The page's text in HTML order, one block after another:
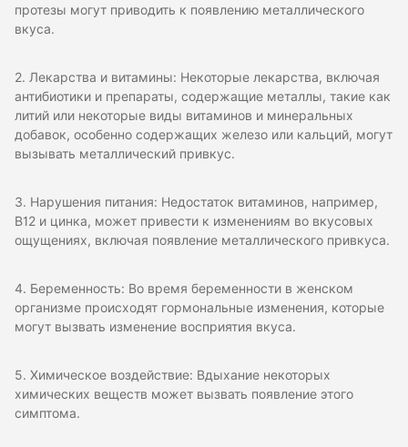
протезы могут приводить к появлению металлического
вкуса.
2. Лекарства и витамины: Некоторые лекарства, включая
антибиотики и препараты, содержащие металлы, такие как
литий или некоторые виды витаминов и минеральных
добавок, особенно содержащих железо или кальций, могут
вызывать металлический привкус.
3. Нарушения питания: Недостаток витаминов, например,
В12 и цинка, может привести к изменениям во вкусовых
ощущениях, включая появление металлического привкуса.
4. Беременность: Во время беременности в женском
организме происходят гормональные изменения, которые
могут вызвать изменение восприятия вкуса.
5. Химическое воздействие: Вдыхание некоторых
химических веществ может вызвать появление этого
симптома.